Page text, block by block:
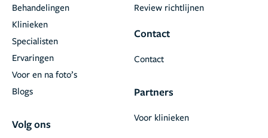
Behandelingen
Klinieken
Specialisten
Ervaringen
Voor en na foto’s
Blogs
Volg ons
Review richtlijnen
Contact
Contact
Partners
Voor klinieken